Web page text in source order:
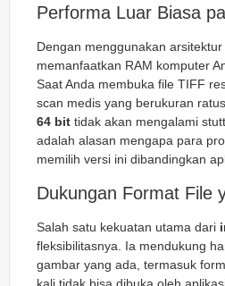
Performa Luar Biasa
Dengan menggunakan
memanfaatkan RAM komputer
Saat Anda membuka file TIFF
scan medis yang berukuran
64 bit tidak akan mengalami
adalah alasan mengapa para
memilih versi ini dibandingkan
Dukungan Format File
Salah satu kekuatan utama dari
fleksibilitasnya. Ia mendukung
gambar yang ada, termasuk
kali tidak bisa dibuka oleh